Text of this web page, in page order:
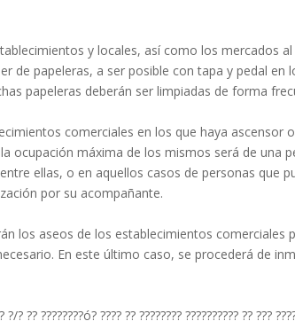
y locales, así como los mercados
de papeleras, a ser posible con tapa y pedal
papeleras deberán ser limpiadas de forma
comerciales en los que haya
ocupación máxima de los mismos será de una
ellas, o en aquellos casos de personas que
por su acompañante.
los aseos de los establecimientos
En este último caso, se procederá de
?/? ?? ????????ó? ???? ?? ???????? ?????????? ?? ???